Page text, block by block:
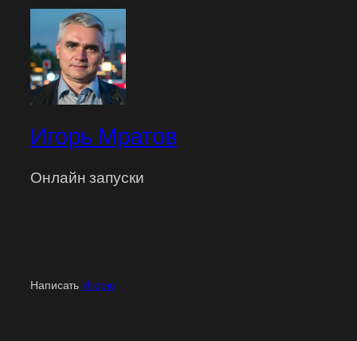
Игорь Мратов
Онлайн запуски
Написать Игорю